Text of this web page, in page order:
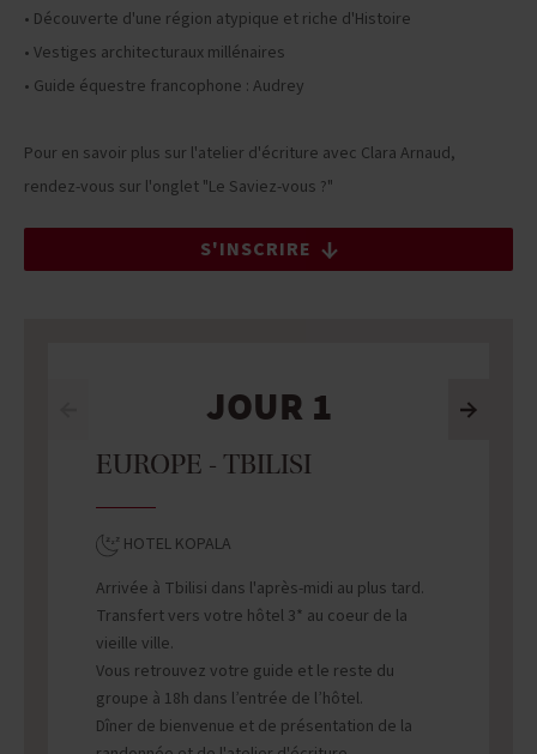
• Découverte d'une région atypique et riche d'Histoire
• Vestiges architecturaux millénaires
• Guide équestre francophone : Audrey
Pour en savoir plus sur l'atelier d'écriture avec Clara Arnaud,
rendez-vous sur l'onglet "Le Saviez-vous ?"
S'INSCRIRE
JOUR 1
EUROPE - TBILISI
HOTEL KOPALA
Arrivée à Tbilisi dans l'après-midi au plus tard.
Transfert vers votre hôtel 3* au coeur de la
vieille ville.
Vous retrouvez votre guide et le reste du
groupe à 18h dans l’entrée de l’hôtel.
Dîner de bienvenue et de présentation de la